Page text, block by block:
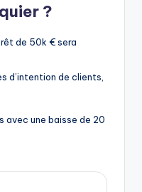
?
de 50k € sera
d’intention de clients,
avec une baisse de 20